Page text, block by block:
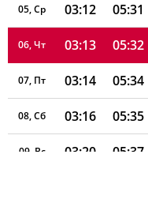
05, Ср 03:12 05:31
06, Чт 03:13 05:32
07, Пт 03:14 05:34
08, Сб 03:16 05:35
09, Вс 03:20 05:37